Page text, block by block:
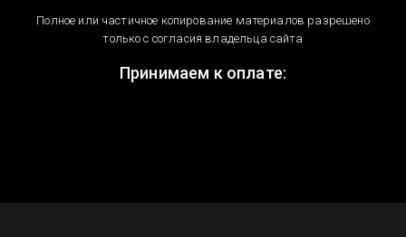
Полное или частичное копирование материалов разрешено
только с согласия владельца сайта
Принимаем к оплате: